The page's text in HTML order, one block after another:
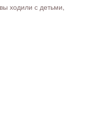
ходили с детьми,